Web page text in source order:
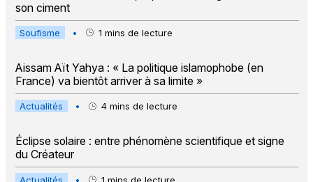
son ciment
Soufisme • 1 mins de lecture
Aissam Aït Yahya : « La politique islamophobe (en
France) va bientôt arriver à sa limite »
Actualités • 4 mins de lecture
Éclipse solaire : entre phénomène scientifique et signe
du Créateur
Actualités • 1 mins de lecture